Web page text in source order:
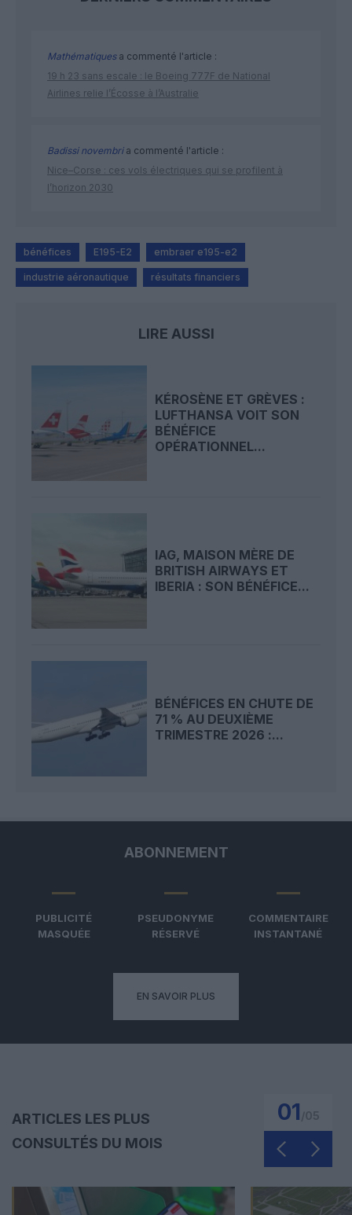
Mathématiquesa commenté l'article :
19 h 23 sans escale : le Boeing 777F de National
Airlines relie l’Écosse à l’Australie
Badissi novembria commenté l'article :
Nice–Corse : ces vols électriques qui se profilent à
l’horizon 2030
bénéfices E195-E2 embraer e195-e2
industrie aéronautique résultats financiers
LIRE AUSSI
KÉROSÈNE ET GRÈVES :
LUFTHANSA VOIT SON
BÉNÉFICE
OPÉRATIONNEL...
IAG, MAISON MÈRE DE
BRITISH AIRWAYS ET
IBERIA : SON BÉNÉFICE...
BÉNÉFICES EN CHUTE DE
71 % AU DEUXIÈME
TRIMESTRE 2026 :...
ABONNEMENT
PUBLICITÉ
MASQUÉE
PSEUDONYME
RÉSERVÉ
COMMENTAIRE
INSTANTANÉ
EN SAVOIR PLUS
ARTICLES LES PLUS
CONSULTÉS DU MOIS
01